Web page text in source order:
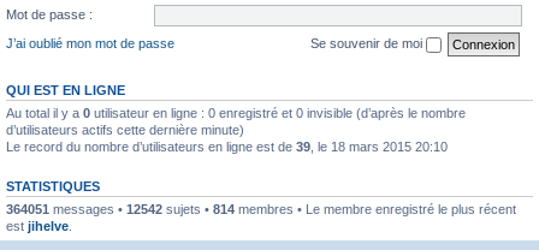
Mot de passe :
J’ai oublié mon mot de passe
Se souvenir de moi
QUI EST EN LIGNE
Au total il y a 0 utilisateur en ligne : 0 enregistré et 0 invisible (d’après le nombre
d’utilisateurs actifs cette dernière minute)
Le record du nombre d’utilisateurs en ligne est de 39 , le 18 mars 2015 20:10
STATISTIQUES
364051 messages • 12542 sujets • 814 membres • Le membre enregistré le plus récent
est jihelve